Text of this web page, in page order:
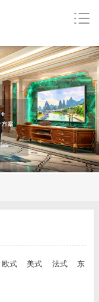
欧式 美式 法式 东